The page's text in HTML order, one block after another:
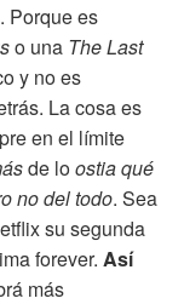
Porque es
o una The Last
y no es
La cosa es
en el límite
de loostia qué
no del todo. Sea
su segunda
forever. Así
más